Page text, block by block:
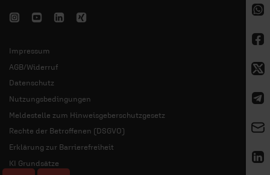
Impressum
AGB/Widerruf
Datenschutz
Nutzungsbedingungen
Meldestelle zum Hinweisgeberschutzgesetz
Rechte der Betroffenen (DSGVO)
Erklärung zur Barrierefreiheit
KI Grundsätze